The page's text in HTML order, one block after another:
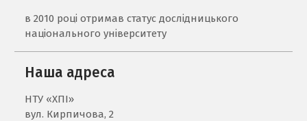
в 2010 році отримав статус дослідницького
національного університету
Наша адреса
НТУ «ХПI»
вул. Кирпичова, 2